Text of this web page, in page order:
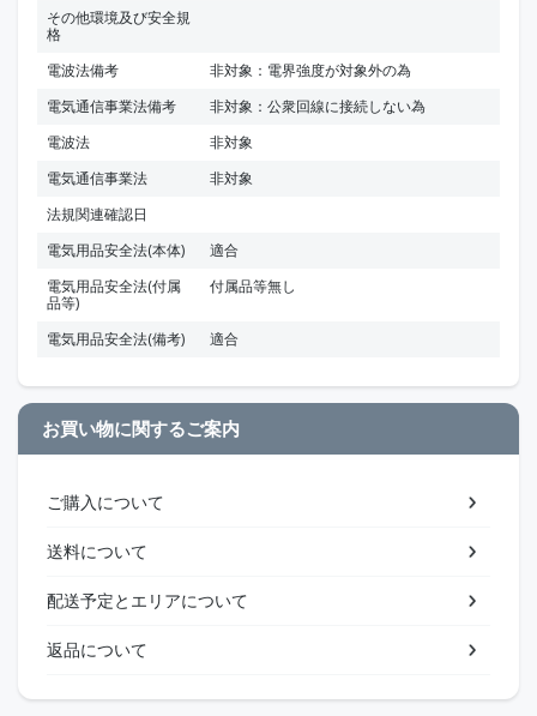
その他環境及び安全規
格
電波法備考
非対象：電界強度が対象外の為
電気通信事業法備考
非対象：公衆回線に接続しない為
電波法
非対象
電気通信事業法
非対象
法規関連確認日
電気用品安全法(本体)
適合
電気用品安全法(付属
品等)
付属品等無し
電気用品安全法(備考) 適合
お買い物に関するご案内
ご購入について
送料について
配送予定とエリアについて
返品について